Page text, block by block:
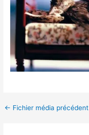
← Fichier média précédent